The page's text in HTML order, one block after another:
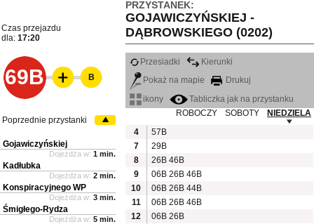
PRZYSTANEK:
GOJAWICZYŃSKIEJ -
DĄBROWSKIEGO (0202)
Czas przejazdu
dla: 17:20
69B
Przesiadki
Kierunki
Pokaż na mapie
Drukuj
ikony
Tabliczka jak na przystanku
ROBOCZY
SOBOTY
NIEDZIELA
4
57B
7
29B
8
26B 46B
9
06B 26B 46B
10
06B 26B 44B
11
06B 26B 46B
12
06B 26B
B
Poprzednie przystanki
Gojawiczyńskiej
Dojeżdża w: 1 min.
Kadłubka
Dojeżdża w: 2 min.
Konspiracyjnego WP
Dojeżdża w: 3 min.
Śmigłego-Rydza
Dojeżdża w: 5 min.